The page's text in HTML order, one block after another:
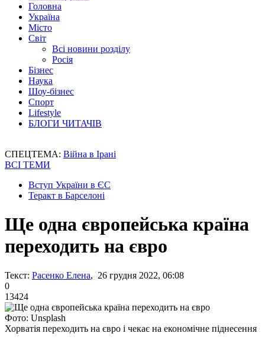
Головна
Україна
Місто
Світ
Всі новини розділу
Росія
Бізнес
Наука
Шоу-бізнес
Спорт
Lifestyle
БЛОГИ ЧИТАЧІВ
СПЕЦТЕМА: Війна в Ірані
ВСІ ТЕМИ
Вступ України в ЄС
Теракт в Барселоні
Ще одна європейська країна
переходить на євро
Текст: Расенко Елена, 26 грудня 2022, 06:08
0
13424
Фото: Unsplash
Хорватія переходить на євро і чекає на економічне піднесення